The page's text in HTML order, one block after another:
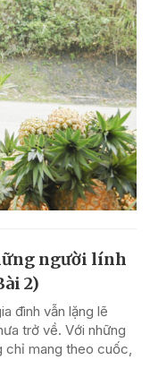
người lính
2)
đình vẫn lặng lẽ
trở về. Với những
chỉ mang theo cuốc,